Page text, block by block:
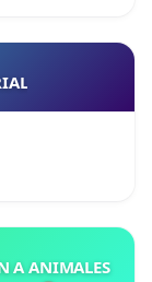
A ANIMALES